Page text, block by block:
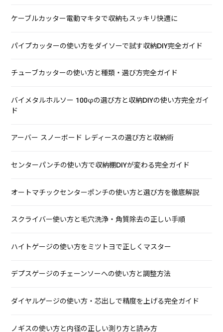
ケーブルカッター電動マキタで収納もスッキリ快適に
パイプカッターの使い方をダイソーで試す収納DIY完全ガイド
チューブカッターの使い方と種類・選び方完全ガイド
バイメタルホルソー 100φの選び方と収納DIYの使い方完全ガイ
ド
アーバー スノーボード レディースの選び方と収納術
センターパンチの使い方で収納棚DIYが変わる完全ガイド
オートマチックセンターポンチの使い方と選び方を徹底解説
スクライバー使い方と毛穴洗浄・角質除去の正しい手順
ハイトゲージの使い方をミツトヨで正しくマスター
デプスゲージのチェーンソーへの使い方と調整方法
ダイヤルゲージの使い方・芯出しで精度を上げる完全ガイド
ノギスの使い方と内径の正しい測り方と読み方